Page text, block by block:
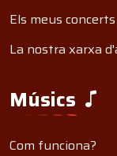
Els meus
La nostra xarxa
Músics
Com funciona?